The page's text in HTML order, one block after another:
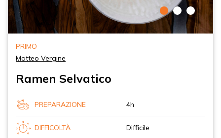
PRIMO
Matteo Vergine
Ramen Selvatico
PREPARAZIONE 4h
DIFFICOLTÀ Difficile